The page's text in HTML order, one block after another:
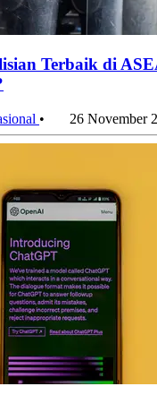
Terbaik di
• 26 November